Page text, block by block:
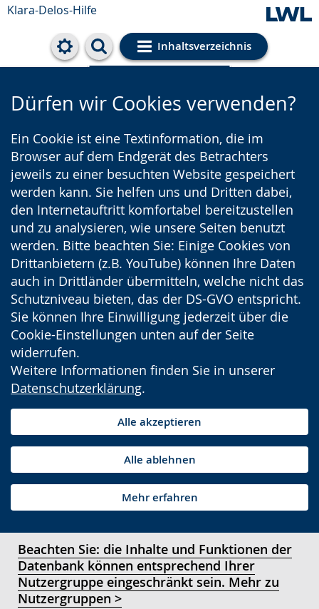
Klara-Delos-Hilfe
Inhaltsverzeichnis
Cookie-Einstellungen
Dürfen wir Cookies verwenden?
Ein Cookie ist eine Textinformation, die im
Browser auf dem Endgerät des Betrachters
jeweils zu einer besuchten Website gespeichert
werden kann. Sie helfen uns und Dritten dabei,
den Internetauftritt komfortabel bereitzustellen
und zu analysieren, wie unsere Seiten benutzt
werden. Bitte beachten Sie: Einige Cookies von
Drittanbietern (z.B. YouTube) können Ihre Daten
auch in Drittländer übermitteln, welche nicht das
Schutzniveau bieten, das der DS-GVO entspricht.
Sie können Ihre Einwilligung jederzeit über die
Cookie-Einstellungen unten auf der Seite
widerrufen.
Weitere Informationen finden Sie in unserer
Datenschutzerklärung.
Alle akzeptieren
Alle ablehnen
Mehr erfahren
Beachten Sie: die Inhalte und Funktionen der
Datenbank können entsprechend Ihrer
Nutzergruppe eingeschränkt sein. Mehr zu
Nutzergruppen >